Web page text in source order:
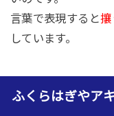
言葉で表現すると攘
しています。
ふくらはぎやア